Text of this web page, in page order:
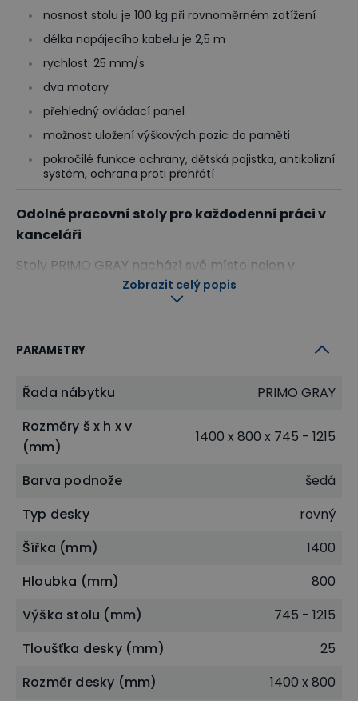
nosnost stolu je 100 kg při rovnoměrném zatížení
délka napájecího kabelu je 2,5 m
rychlost: 25 mm/s
dva motory
přehledný ovládací panel
možnost uložení výškových pozic do paměti
pokročilé funkce ochrany, dětská pojistka, antikolizní
systém, ochrana proti přehřátí
Odolné pracovní stoly pro každodenní práci v
kanceláři
Stoly PRIMO GRAY nachází své místo nejen v
kancelářích, lékařských ordinacích, ale i domácích
nezbytností. Čistý design a dokonalou ergonomii
25 mm, olepena 2mm ABS hranou, která odolává i
každodenní zátěži.
Zobrazit celý popis
PARAMETRY
Řada nábytku
PRIMO GRAY
Rozměry š x h x v
(mm)
1400 x 800 x 745 - 1215
Barva podnože
šedá
Typ desky
rovný
Šířka (mm)
1400
Hloubka (mm)
800
Výška stolu (mm)
745 - 1215
Tloušťka desky (mm)
25
Rozměr desky (mm)
1400 x 800